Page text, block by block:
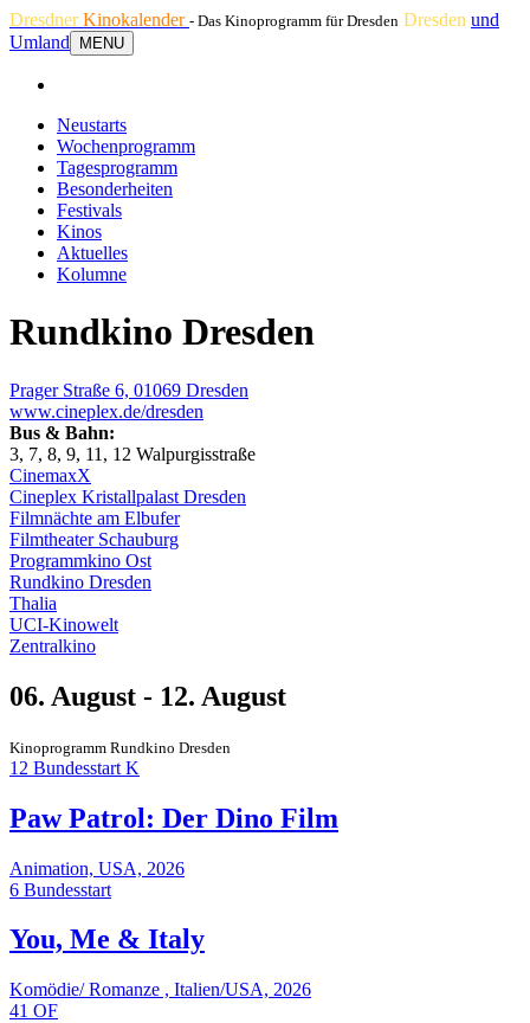
DresdnerKinokalender - Das Kinoprogramm für Dresden Dresden und
Umland
MENU
Neustarts
Wochenprogramm
Tagesprogramm
Besonderheiten
Festivals
Kinos
Aktuelles
Kolumne
Rundkino Dresden
Prager Straße 6, 01069 Dresden
www.cineplex.de/dresden
Bus & Bahn:
3, 7, 8, 9, 11, 12 Walpurgisstraße
CinemaxX
Cineplex Kristallpalast Dresden
Filmnächte am Elbufer
Filmtheater Schauburg
Programmkino Ost
Rundkino Dresden
Thalia
UCI-Kinowelt
Zentralkino
06. August - 12. August
Kinoprogramm Rundkino Dresden
12 Bundesstart K
Paw Patrol: Der Dino Film
Animation, USA, 2026
6 Bundesstart
You, Me & Italy
Komödie/ Romanze , Italien/USA, 2026
41 OF